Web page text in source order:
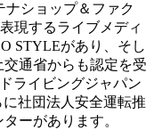
ナショップ＆ファク
現するライブメディ
STYLEがあり、そし
通省からも認定を受
ライビングジャパン
社団法人安全運転推
ーがあります。